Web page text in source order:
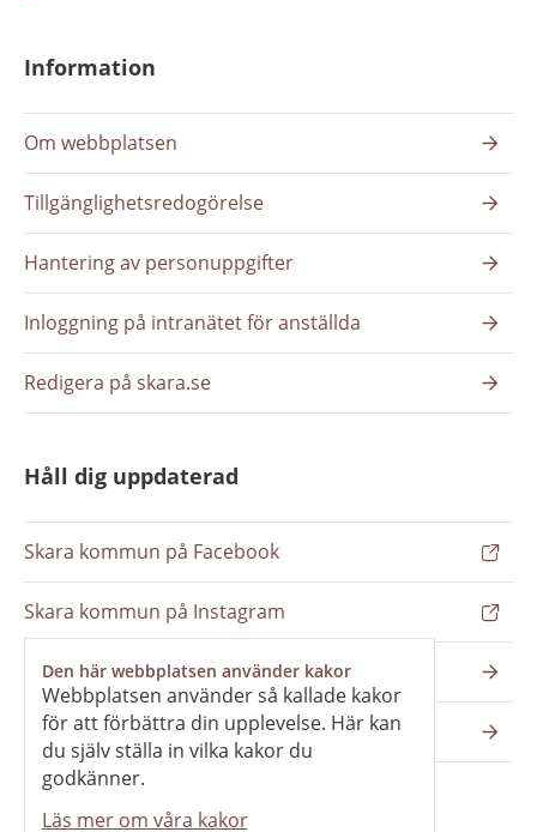
Den här webbplatsen använder kakor
Webbplatsen använder så kallade kakor
för att förbättra din upplevelse. Här kan
du själv ställa in vilka kakor du
godkänner.
Läs mer om våra kakor
Information
Om webbplatsen
Tillgänglighetsredogörelse
Hantering av personuppgifter
Inloggning på intranätet för anställda
Redigera på skara.se
Håll dig uppdaterad
Skara kommun på Facebook
Skara kommun på Instagram
Nyhetsbrev
Pressrum
Våra webbplatser